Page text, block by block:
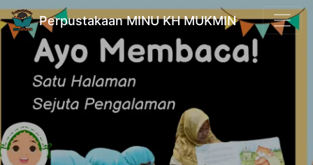
Perpustakaan MINU KH MUKMIN